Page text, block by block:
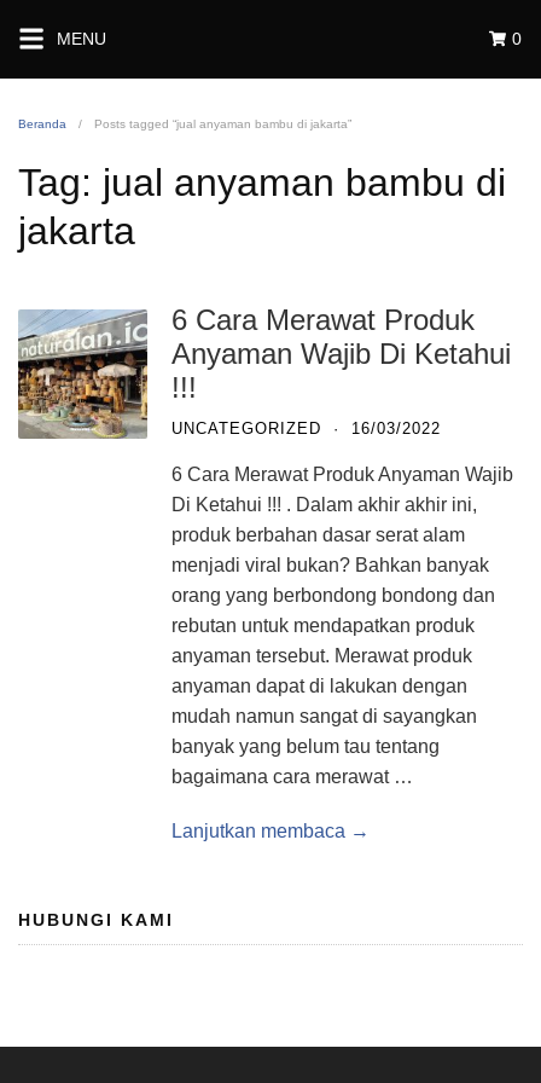
konten
MENU 0
Beranda Posts tagged “jual anyaman bambu di jakarta”
Tag: jual anyaman bambu di
jakarta
6 Cara Merawat Produk
Anyaman Wajib Di Ketahui
!!!
UNCATEGORIZED · 16/03/2022
6 Cara Merawat Produk Anyaman Wajib
Di Ketahui !!! . Dalam akhir akhir ini,
produk berbahan dasar serat alam
menjadi viral bukan? Bahkan banyak
orang yang berbondong bondong dan
rebutan untuk mendapatkan produk
anyaman tersebut. Merawat produk
anyaman dapat di lakukan dengan
mudah namun sangat di sayangkan
banyak yang belum tau tentang
bagaimana cara merawat …
Lanjutkan membaca →
HUBUNGI KAMI